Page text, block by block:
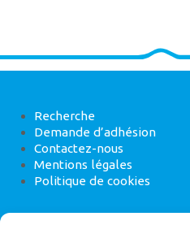
Recherche
Demande d’adhésion
Contactez-nous
Mentions légales
Politique de cookies